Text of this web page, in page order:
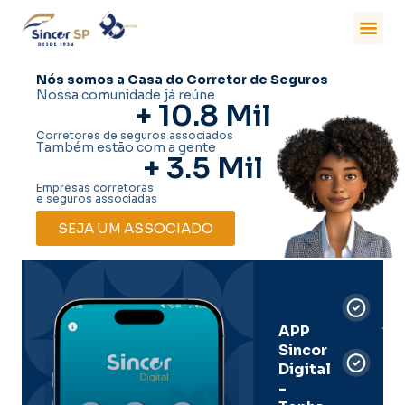
Nós somos a Casa do Corretor de Seguros
Nossa comunidade já reúne
+ 10.8 Mil
Corretores de seguros associados
Também estão com a gente
+ 3.5 Mil
Empresas corretoras
e seguros associadas
SEJA UM ASSOCIADO
APP
Sincor
Digital
-